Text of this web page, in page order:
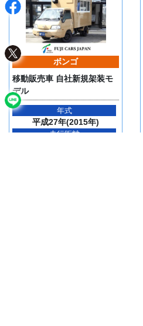
ボンゴ
移動販売車 自社新規架装モ
デル
年式
平成27年(2015年)
走行距離